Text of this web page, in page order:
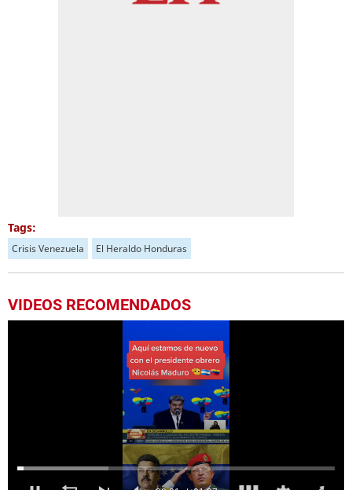
Tags:
Crisis Venezuela El Heraldo Honduras
VIDEOS RECOMENDADOS